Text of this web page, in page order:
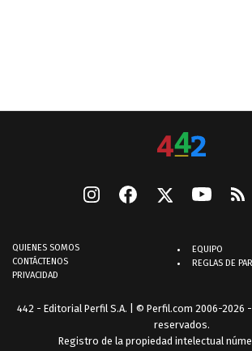
QUIENES SOMOS
CONTÁCTENOS
PRIVACIDAD
EQUIPO
REGLAS DE
442 - Editorial Perfil S.A. | © Perfil.com 2006-2026
reservados.
Registro de la propiedad intelectual